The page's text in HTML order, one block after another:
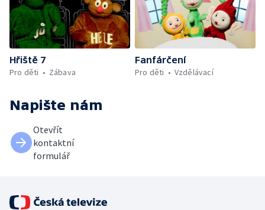
Hřiště 7
Pro děti
Zábava
Fanfárčení
Pro děti
Vzdělávací
Napište nám
Otevřít
kontaktní
formulář